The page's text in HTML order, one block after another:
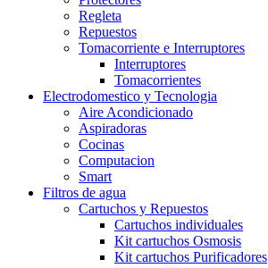
Regleta
Repuestos
Tomacorriente e Interruptores
Interruptores
Tomacorrientes
Electrodomestico y Tecnologia
Aire Acondicionado
Aspiradoras
Cocinas
Computacion
Smart
Filtros de agua
Cartuchos y Repuestos
Cartuchos individuales
Kit cartuchos Osmosis
Kit cartuchos Purificadores